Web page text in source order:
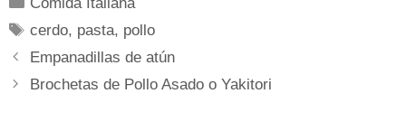
Comida Italiana
cerdo, pasta, pollo
Empanadillas de atún
Brochetas de Pollo Asado o Yakitori